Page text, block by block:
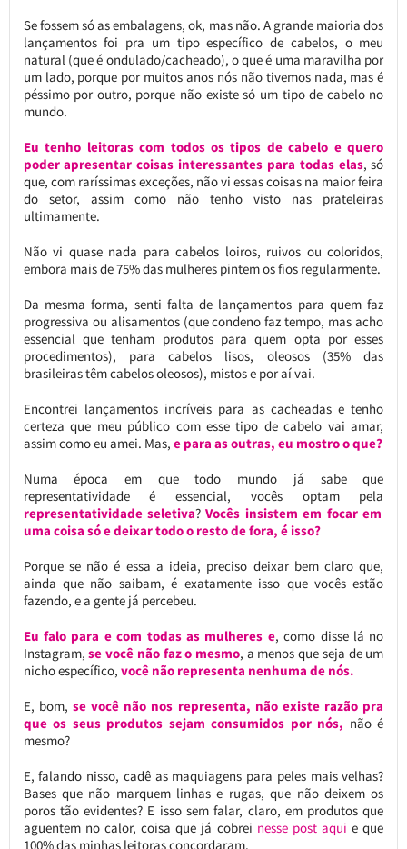
Se fossem só as embalagens, ok, mas não. A grande maioria dos
lançamentos foi pra um tipo específico de cabelos, o meu
natural (que é ondulado/cacheado), o que é uma maravilha por
um lado, porque por muitos anos nós não tivemos nada, mas é
péssimo por outro, porque não existe só um tipo de cabelo no
mundo.
Eu tenho leitoras com todos os tipos de cabelo e quero
poder apresentar coisas interessantes para todas elas, só
que, com raríssimas exceções, não vi essas coisas na maior feira
do setor, assim como não tenho visto nas prateleiras
ultimamente.
Não vi quase nada para cabelos loiros, ruivos ou coloridos,
embora mais de 75% das mulheres pintem os fios regularmente.
Da mesma forma, senti falta de lançamentos para quem faz
progressiva ou alisamentos (que condeno faz tempo, mas acho
essencial que tenham produtos para quem opta por esses
procedimentos), para cabelos lisos, oleosos (35% das
brasileiras têm cabelos oleosos), mistos e por aí vai.
Encontrei lançamentos incríveis para as cacheadas e tenho
certeza que meu público com esse tipo de cabelo vai amar,
assim como eu amei. Mas, e para as outras, eu mostro o que?
Numa época em que todo mundo já sabe que
representatividade é essencial, vocês optam pela
representatividade seletiva? Vocês insistem em focar em
uma coisa só e deixar todo o resto de fora, é isso?
Porque se não é essa a ideia, preciso deixar bem claro que,
ainda que não saibam, é exatamente isso que vocês estão
fazendo, e a gente já percebeu.
Eu falo para e com todas as mulheres e, como disse lá no
Instagram,se você não faz o mesmo, a menos que seja de um
nicho específico, você não representa nenhuma de nós.
E, bom, se você não nos representa, não existe razão pra
que os seus produtos sejam consumidos por nós, não é
mesmo?
E, falando nisso, cadê as maquiagens para peles mais velhas?
Bases que não marquem linhas e rugas, que não deixem os
poros tão evidentes? E isso sem falar, claro, em produtos que
aguentem no calor, coisa que já cobrei nesse post aqui e que
100% das minhas leitoras concordaram.